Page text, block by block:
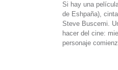
Si hay una
de Eshpaña),
Steve Buscemi.
hacer del cine:
personaje